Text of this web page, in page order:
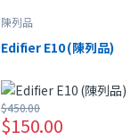
陳列品
Edifier E10 (陳列品)
$150.00
$450.00